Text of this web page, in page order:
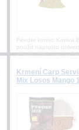
Feeder krmivo Krmiva
použít naprosto
jednoduché, ale skvělé
Krmení Carp
Mix Losos Mango